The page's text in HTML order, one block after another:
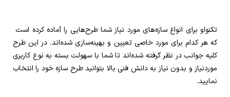
تکنواو برای انواع سازه‌های مورد نیاز شما طرح‌هایی را آماده کرده است
که هر کدام برای مورد خاصی تعیین و بهینه‌سازی شده‌اند. در این طرح
کلیه جوانب در نظر گرفته شده‌‌اند تا شما با سهولت بسته به نوع کاربری
موردنیاز و بدون نیاز به دانش فنی بالا بتوانید طرح سازه خود را انتخاب
نمایید.